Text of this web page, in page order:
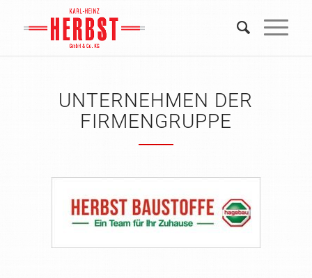
UNTERNEHMEN DER
FIRMENGRUPPE